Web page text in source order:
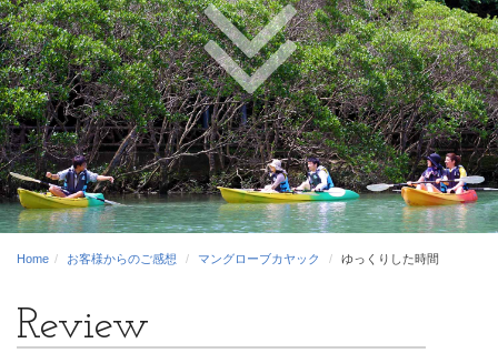
Home お客様からのご感想 マングローブカヤック ゆっくりした時間